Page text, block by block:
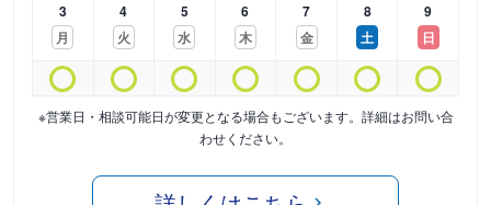
3
月
4
火
5
水
6
木
7
金
8
土
9
日
※営業日・相談可能日が変更となる場合もございます。詳細はお問い合
わせください。